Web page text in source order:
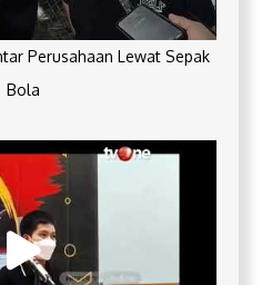
Perusahaan Lewat Sepak
Bola